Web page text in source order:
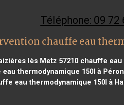
Téléphone: 09 72
chauffe eau
lès Metz 57210chauffe eau
thermodynamique 150l à
eau thermodynamique 150l à